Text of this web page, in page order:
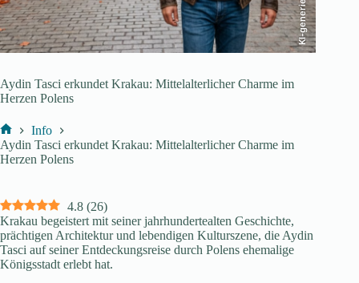
KI-generiert
Aydin Tasci erkundet Krakau: Mittelalterlicher Charme im
Herzen Polens
Start
Info
Aydin Tasci erkundet Krakau: Mittelalterlicher Charme im
Herzen Polens
4.8 (26)
Krakau begeistert mit seiner jahrhundertealten Geschichte,
prächtigen Architektur und lebendigen Kulturszene, die Aydin
Tasci auf seiner Entdeckungsreise durch Polens ehemalige
Königsstadt erlebt hat.